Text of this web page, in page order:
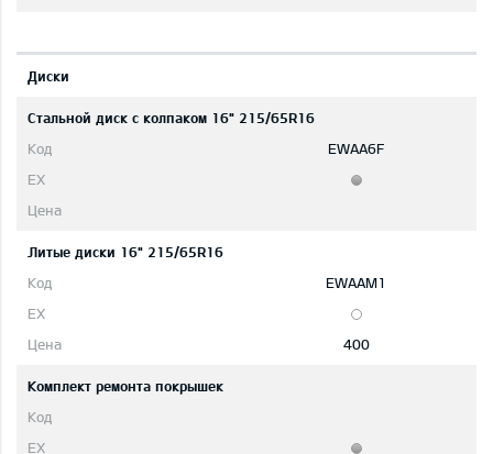
Диски
Стальной диск с колпаком 16" 215/65R16
EWAA6F
Литые диски 16" 215/65R16
EWAAM1
400
Комплект ремонта покрышек